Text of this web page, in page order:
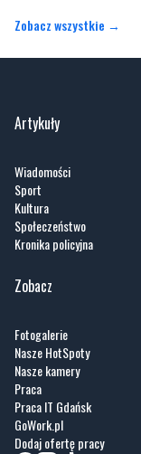
Zobacz wszystkie →
Artykuły
Wiadomości
Sport
Kultura
Społeczeństwo
Kronika policyjna
Zobacz
Fotogalerie
Nasze HotSpoty
Nasze kamery
Praca
Praca IT Gdańsk
GoWork.pl
Dodaj ofertę pracy